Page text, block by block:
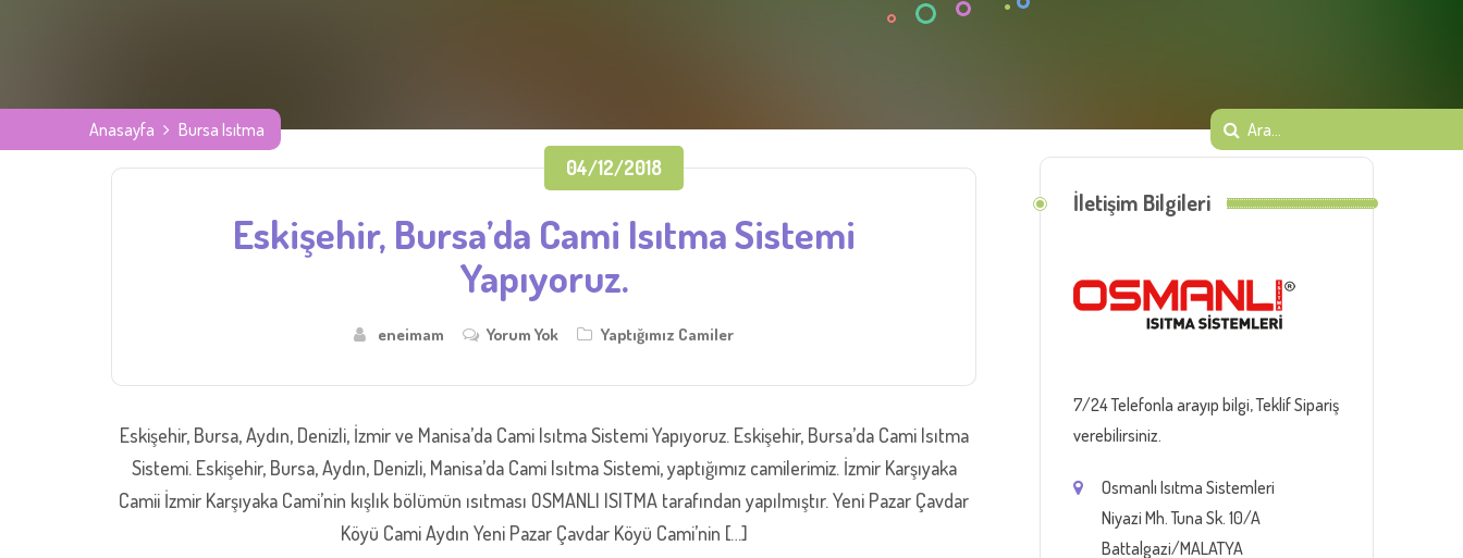
Anasayfa Bursa Isıtma
04/12/2018
Eskişehir, Bursa’da Cami Isıtma Sistemi
Yapıyoruz.
eneimam Yorum Yok Yaptığımız Camiler
Eskişehir, Bursa, Aydın, Denizli, İzmir ve Manisa’da Cami Isıtma Sistemi Yapıyoruz. Eskişehir, Bursa’da Cami Isıtma
Sistemi. Eskişehir, Bursa, Aydın, Denizli, Manisa’da Cami Isıtma Sistemi, yaptığımız camilerimiz. İzmir Karşıyaka
Camii İzmir Karşıyaka Cami’nin kışlık bölümün ısıtması OSMANLI ISITMA tarafından yapılmıştır. Yeni Pazar Çavdar
Köyü Cami Aydın Yeni Pazar Çavdar Köyü Cami’nin […]
İletişim Bilgileri
7/24 Telefonla arayıp bilgi, Teklif Sipariş
verebilirsiniz.
Osmanlı Isıtma Sistemleri
Niyazi Mh. Tuna Sk. 10/A
Battalgazi/MALATYA